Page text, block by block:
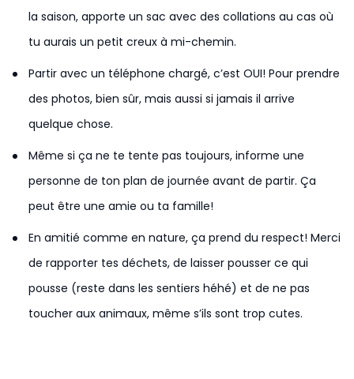
la saison, apporte un sac avec des collations au cas où
tu aurais un petit creux à mi-chemin.
Partir avec un téléphone chargé, c’est OUI! Pour prendre
des photos, bien sûr, mais aussi si jamais il arrive
quelque chose.
Même si ça ne te tente pas toujours, informe une
personne de ton plan de journée avant de partir. Ça
peut être une amie ou ta famille!
En amitié comme en nature, ça prend du respect! Merci
de rapporter tes déchets, de laisser pousser ce qui
pousse (reste dans les sentiers héhé) et de ne pas
toucher aux animaux, même s’ils sont trop cutes.